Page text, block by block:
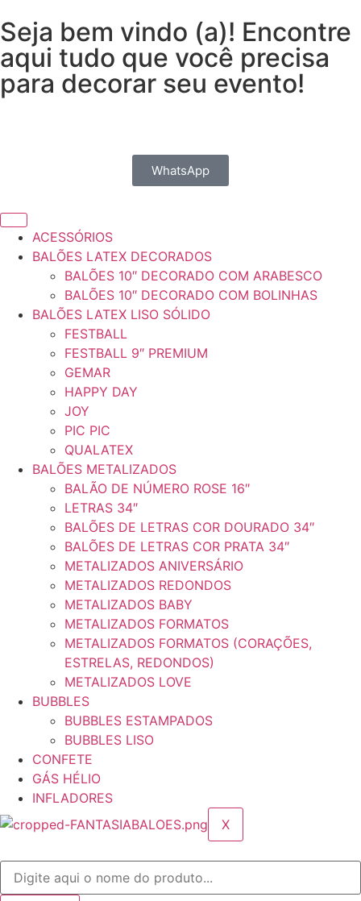
Seja bem vindo (a)! Encontre
aqui tudo que você precisa
para decorar seu evento!
WhatsApp
ACESSÓRIOS
BALÕES LATEX DECORADOS
BALÕES 10″ DECORADO COM ARABESCO
BALÕES 10″ DECORADO COM BOLINHAS
BALÕES LATEX LISO SÓLIDO
FESTBALL
FESTBALL 9″ PREMIUM
GEMAR
HAPPY DAY
JOY
PIC PIC
QUALATEX
BALÕES METALIZADOS
BALÃO DE NÚMERO ROSE 16″
LETRAS 34″
BALÕES DE LETRAS COR DOURADO 34″
BALÕES DE LETRAS COR PRATA 34″
METALIZADOS ANIVERSÁRIO
METALIZADOS REDONDOS
METALIZADOS BABY
METALIZADOS FORMATOS
METALIZADOS FORMATOS (CORAÇÕES,
ESTRELAS, REDONDOS)
METALIZADOS LOVE
BUBBLES
BUBBLES ESTAMPADOS
BUBBLES LISO
CONFETE
GÁS HÉLIO
INFLADORES
X